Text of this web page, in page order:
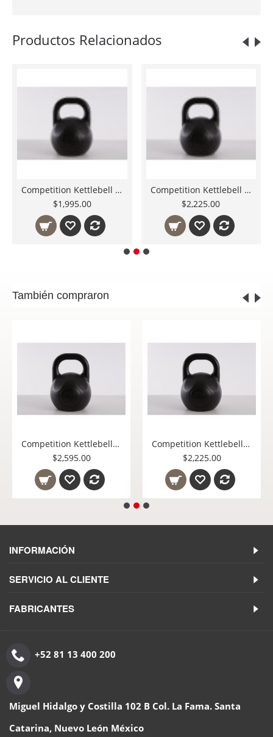
Productos Relacionados
$2,595.00
$13,195.00
También compraron
Competition Kettlebell 16 Kg
Competition Kettlebell 14 Kg
INFORMACIÓN
SERVICIO AL CLIENTE
FABRICANTES
+52 81 13 400 200
Miguel Hidalgo y Costilla 102 B Col. La Fama. Santa
Catarina, Nuevo León México